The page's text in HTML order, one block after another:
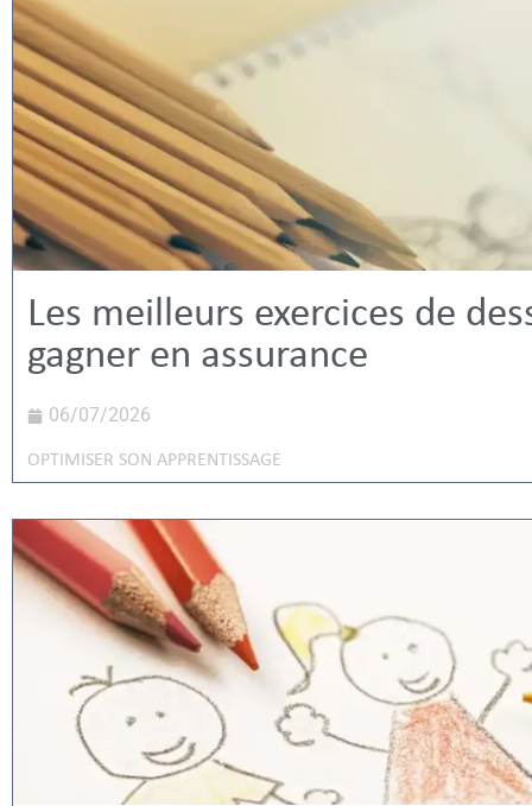
Les meilleurs exercices de
gagner en assurance
06/07/2026
OPTIMISER SON APPRENTISSAGE